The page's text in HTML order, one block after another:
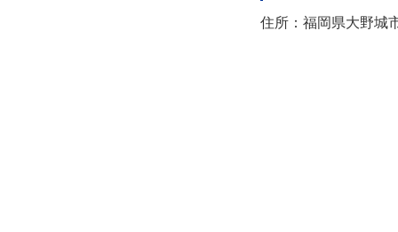
住所：福岡県大野城